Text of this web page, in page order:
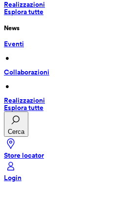
Realizzazioni
Esplora tutte
News
Eventi
•
Collaborazioni
•
Realizzazioni
Esplora tutte
Cerca
Store locator
Login